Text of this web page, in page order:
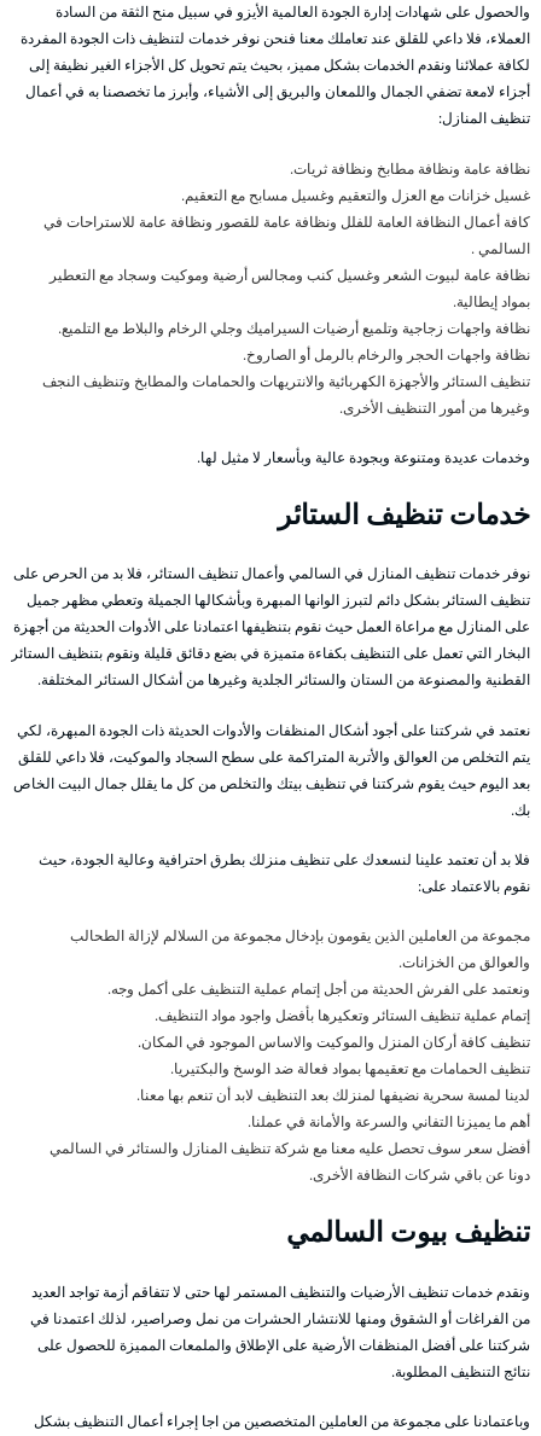
والحصول على شهادات إدارة الجودة العالمية الأيزو في سبيل منح الثقة من السادة
العملاء، فلا داعي للقلق عند تعاملك معنا فنحن نوفر خدمات لتنظيف ذات الجودة المفردة
لكافة عملائنا ونقدم الخدمات بشكل مميز، بحيث يتم تحويل كل الأجزاء الغير نظيفة إلى
أجزاء لامعة تضفي الجمال واللمعان والبريق إلى الأشياء، وأبرز ما تخصصنا به في أعمال
تنظيف المنازل:
نظافة عامة ونظافة مطابخ ونظافة ثريات.
غسيل خزانات مع العزل والتعقيم وغسيل مسابح مع التعقيم.
كافة أعمال النظافة العامة للفلل ونظافة عامة للقصور ونظافة عامة للاستراحات في
السالمي .
نظافة عامة لبيوت الشعر وغسيل كنب ومجالس أرضية وموكيت وسجاد مع التعطير
بمواد إيطالية.
نظافة واجهات زجاجية وتلميع أرضيات السيراميك وجلي الرخام والبلاط مع التلميع.
نظافة واجهات الحجر والرخام بالرمل أو الصاروخ.
تنظيف الستائر والأجهزة الكهربائية والانتريهات والحمامات والمطابخ وتنظيف النجف
وغيرها من أمور التنظيف الأخرى.
وخدمات عديدة ومتنوعة وبجودة عالية وبأسعار لا مثيل لها.
خدمات تنظيف الستائر
نوفر خدمات تنظيف المنازل في السالمي وأعمال تنظيف الستائر، فلا بد من الحرص على
تنظيف الستائر بشكل دائم لتبرز الوانها المبهرة وبأشكالها الجميلة وتعطي مظهر جميل
على المنازل مع مراعاة العمل حيث نقوم بتنظيفها اعتمادنا على الأدوات الحديثة من أجهزة
البخار التي تعمل على التنظيف بكفاءة متميزة في بضع دقائق قليلة ونقوم بتنظيف الستائر
القطنية والمصنوعة من الستان والستائر الجلدية وغيرها من أشكال الستائر المختلفة.
نعتمد في شركتنا على أجود أشكال المنظفات والأدوات الحديثة ذات الجودة المبهرة، لكي
يتم التخلص من العوالق والأتربة المتراكمة على سطح السجاد والموكيت، فلا داعي للقلق
بعد اليوم حيث يقوم شركتنا في تنظيف بيتك والتخلص من كل ما يقلل جمال البيت الخاص
بك.
فلا بد أن تعتمد علينا لنسعدك على تنظيف منزلك بطرق احترافية وعالية الجودة، حيث
نقوم بالاعتماد على:
مجموعة من العاملين الذين يقومون بإدخال مجموعة من السلالم لإزالة الطحالب
والعوالق من الخزانات.
ونعتمد على الفرش الحديثة من أجل إتمام عملية التنظيف على أكمل وجه.
إتمام عملية تنظيف الستائر وتعكيرها بأفضل واجود مواد التنظيف.
تنظيف كافة أركان المنزل والموكيت والاساس الموجود في المكان.
تنظيف الحمامات مع تعقيمها بمواد فعالة ضد الوسخ والبكتيريا.
لدينا لمسة سحرية نضيفها لمنزلك بعد التنظيف لابد أن تنعم بها معنا.
أهم ما يميزنا التفاني والسرعة والأمانة في عملنا.
أفضل سعر سوف تحصل عليه معنا مع شركة تنظيف المنازل والستائر في السالمي
دونا عن باقي شركات النظافة الأخرى.
تنظيف بيوت السالمي
ونقدم خدمات تنظيف الأرضيات والتنظيف المستمر لها حتى لا تتفاقم أزمة تواجد العديد
من الفراغات أو الشقوق ومنها للانتشار الحشرات من نمل وصراصير، لذلك اعتمدنا في
شركتنا على أفضل المنظفات الأرضية على الإطلاق والملمعات المميزة للحصول على
نتائج التنظيف المطلوبة.
وباعتمادنا على مجموعة من العاملين المتخصصين من اجا إجراء أعمال التنظيف بشكل